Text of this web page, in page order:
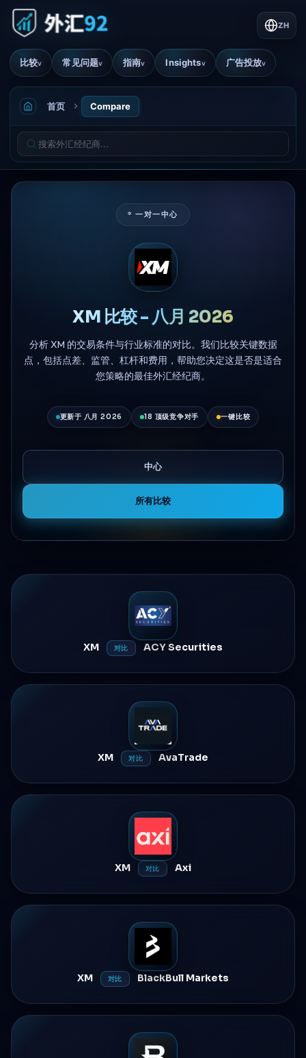
比较v 常见问题v 指南v Insightsv 广告投放v
ZH
首页 Compare
* 一对一中心
XM 比较 - 八月 2026
分析 XM 的交易条件与行业标准的对比。我们比较关键数据
点，包括点差、监管、杠杆和费用，帮助您决定这是否是适合
您策略的最佳外汇经纪商。
更新于 八月 2026 18 顶级竞争对手 一键比较
中心
所有比较
XM 对比 ACY Securities
XM 对比 AvaTrade
XM 对比 Axi
XM 对比 BlackBull Markets